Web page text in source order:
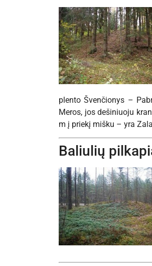
plento Švenčionys –
Meros, jos dešiniuoju
m į priekį mišku – yra
Baliulių